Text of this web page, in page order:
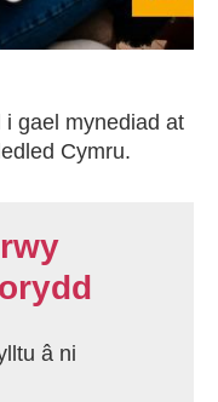
gael mynediad at
Cymru.
â ni